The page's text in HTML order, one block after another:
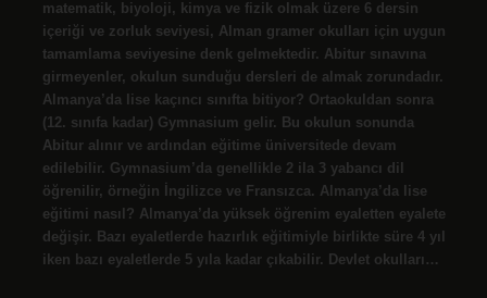
matematik, biyoloji, kimya ve fizik olmak üzere 6 dersin
içeriği ve zorluk seviyesi, Alman gramer okulları için uygun
tamamlama seviyesine denk gelmektedir. Abitur sınavına
girmeyenler, okulun sunduğu dersleri de almak zorundadır.
Almanya’da lise kaçıncı sınıfta bitiyor? Ortaokuldan sonra
(12. sınıfa kadar) Gymnasium gelir. Bu okulun sonunda
Abitur alınır ve ardından eğitime üniversitede devam
edilebilir. Gymnasium’da genellikle 2 ila 3 yabancı dil
öğrenilir, örneğin İngilizce ve Fransızca. Almanya’da lise
eğitimi nasıl? Almanya’da yüksek öğrenim eyaletten eyalete
değişir. Bazı eyaletlerde hazırlık eğitimiyle birlikte süre 4 yıl
iken bazı eyaletlerde 5 yıla kadar çıkabilir. Devlet okulları…